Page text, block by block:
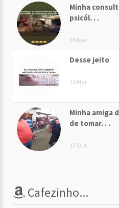
Minha
psicól. . .
30 Nov
Desse jeito
18 Mar
Minha amiga
de tomar. . .
17 Out
Cafezinho...